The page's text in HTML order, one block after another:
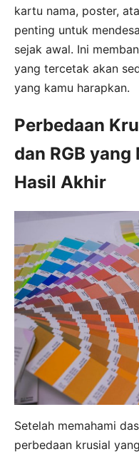
kartu nama, poster,
penting untuk
sejak awal. Ini
yang tercetak akan
yang kamu harapkan.
Perbedaan
dan RGB
Hasil Akhir
Setelah memahami
perbedaan krusial